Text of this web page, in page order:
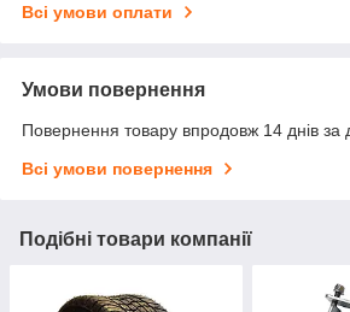
Всі умови оплати
Умови повернення
Повернення товару впродовж 14 днів за
Всі умови повернення
Подібні товари компанії